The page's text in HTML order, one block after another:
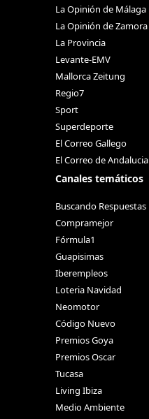
La Opinión de Málaga
La Opinión de Zamora
La Provincia
Levante-EMV
Mallorca Zeitung
Regio7
Sport
Superdeporte
El Correo Gallego
El Correo de Andalucia
Canales temáticos
Buscando Respuestas
Compramejor
Fórmula1
Guapisimas
Iberempleos
Loteria Navidad
Neomotor
Código Nuevo
Premios Goya
Premios Oscar
Tucasa
Living Ibiza
Medio Ambiente